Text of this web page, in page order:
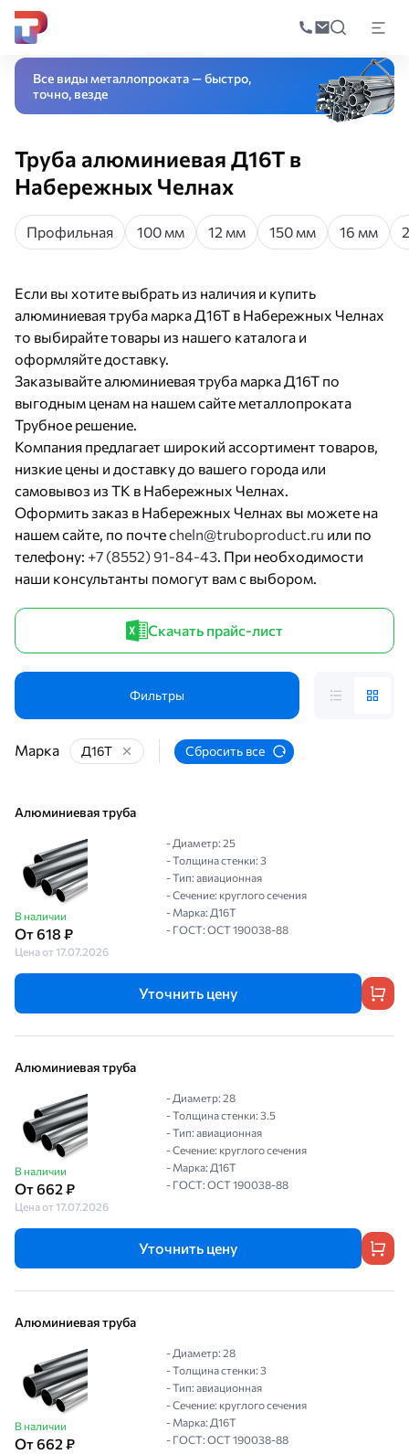
по
Главная Трубы из цветных металлов
Все виды металлопроката — быстро,
точно, везде
Труба алюминиевая Д16Т в
Набережных Челнах
Профильная 100 мм 12 мм 150 мм 16 мм
Если вы хотите выбрать из наличия и купить
алюминиевая труба марка Д16Т в Набережных Челнах
то выбирайте товары из нашего каталога и
оформляйте доставку.
Заказывайте алюминиевая труба марка Д16Т по
выгодным ценам на нашем сайте металлопроката
Трубное решение.
Компания предлагает широкий ассортимент товаров,
низкие цены и доставку до вашего города или
самовывоз из ТК в Набережных Челнах.
Оформить заказ в Набережных Челнах вы можете на
нашем сайте, по почтеcheln@truboproduct.ru или по
телефону: +7 (8552) 91-84-43. При необходимости
наши консультанты помогут вам с выбором.
Скачать прайс-лист
Фильтры
Марка Д16Т Сбросить все
Алюминиевая труба
В наличии
От 618 ₽
Цена от 17.07.2026
- Диаметр: 25
- Толщина стенки: 3
- Тип: авиационная
- Сечение: круглого сечения
- Марка: Д16Т
- ГОСТ: ОСТ 190038-88
Уточнить цену
Алюминиевая труба
В наличии
От 662 ₽
Цена от 17.07.2026
- Диаметр: 28
- Толщина стенки: 3.5
- Тип: авиационная
- Сечение: круглого сечения
- Марка: Д16Т
- ГОСТ: ОСТ 190038-88
Уточнить цену
Алюминиевая труба
В наличии
От 662 ₽
- Диаметр: 28
- Толщина стенки: 3
- Тип: авиационная
- Сечение: круглого сечения
- Марка: Д16Т
- ГОСТ: ОСТ 190038-88